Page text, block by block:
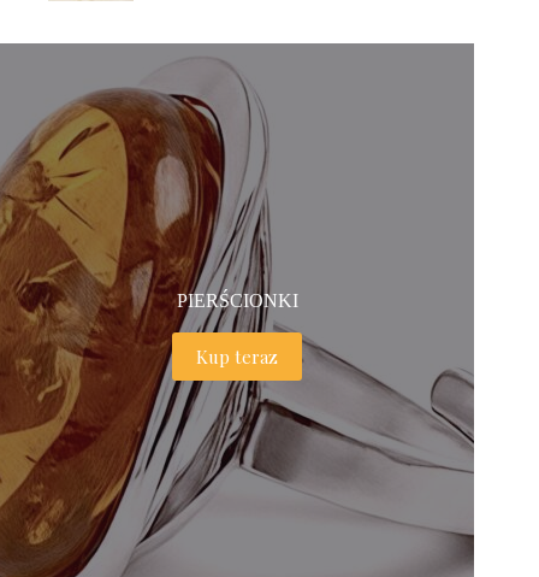
PIERŚCIONKI
Kup teraz